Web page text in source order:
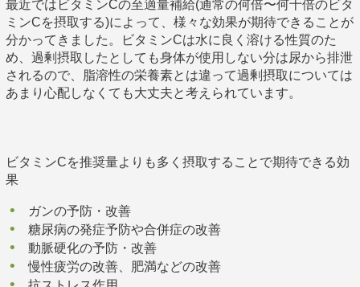
最近ではビタミンCの至適量補給(通常の何倍〜何十倍のビタ
ミンCを摂取する)によって、様々な効果が期待できることが
分かってきました。ビタミンCは水に良く溶ける性質のた
め、過剰摂取したとしても身体が使用しない分は尿から排泄
されるので、脂溶性の栄養素とは違って過剰摂取については
あまり心配しなくても大丈夫と考えられています。
ビタミンCを推奨量よりも多く摂取することで期待できる効
果
ガンの予防・改善
糖尿病の発症予防や合併症の改善
動脈硬化の予防・改善
慢性疲労の改善、肥満などの改善